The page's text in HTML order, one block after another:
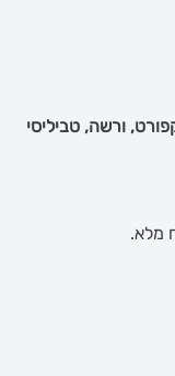
ורשה, טביליסי
מלא.